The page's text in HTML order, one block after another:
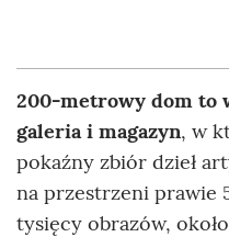
200-metrowy dom to
galeria i magazyn, w
pokaźny zbiór dzieł
na przestrzeni prawie
tysięcy obrazów,